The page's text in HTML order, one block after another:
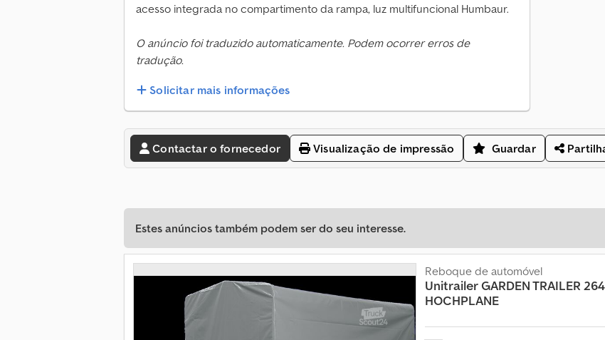
acesso integrada no compartimento da rampa, luz multifuncional Humbaur.
O anúncio foi traduzido automaticamente. Podem ocorrer erros de
tradução.
Solicitar mais informações
Contactar o fornecedor Visualização de impressão Guardar
Estes anúncios também podem ser do seu interesse.
Reboque de automóvel
UnitrailerGARDEN TRAILER
HOCHPLANE